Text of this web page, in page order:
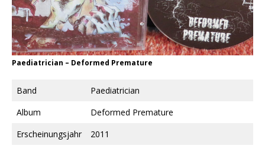
Paediatrician ‎– Deformed Premature
Band
Paediatrician
Album
Deformed Premature
Erscheinungsjahr
2011